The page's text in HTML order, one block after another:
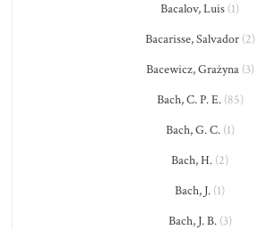
Bacalov, Luis (1)
Bacarisse, Salvador(2)
Bacewicz, Grażyna(3)
Bach, C. P. E.(85)
Bach, G. C.(1)
Bach, H. (2)
Bach, J. (1)
Bach, J. B.(3)